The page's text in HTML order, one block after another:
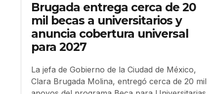
Brugada entrega cerca de 20
mil becas a universitarios y
anuncia cobertura universal
para 2027
La jefa de Gobierno de la Ciudad de México,
Clara Brugada Molina, entregó cerca de 20 mil